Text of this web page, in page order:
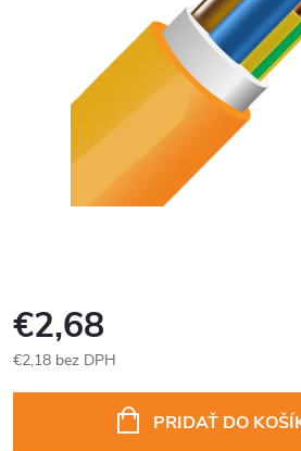
€2,68
€2,18 bez DPH
PRIDAŤ DO